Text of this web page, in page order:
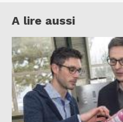
A lire aussi